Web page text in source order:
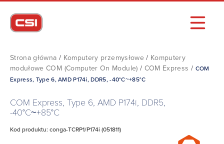
Strona główna / Komputery przemysłowe / Komputery
modułowe COM (Computer On Module) / COM Express / COM
Express, Type 6, AMD P174i, DDR5, -40°C~+85°C
COM Express, Type 6, AMD P174i, DDR5,
-40°C~+85°C
Kod produktu: conga-TCRP1/P174i (051811)